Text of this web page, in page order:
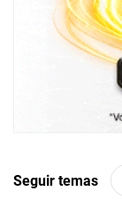
Seguir temas